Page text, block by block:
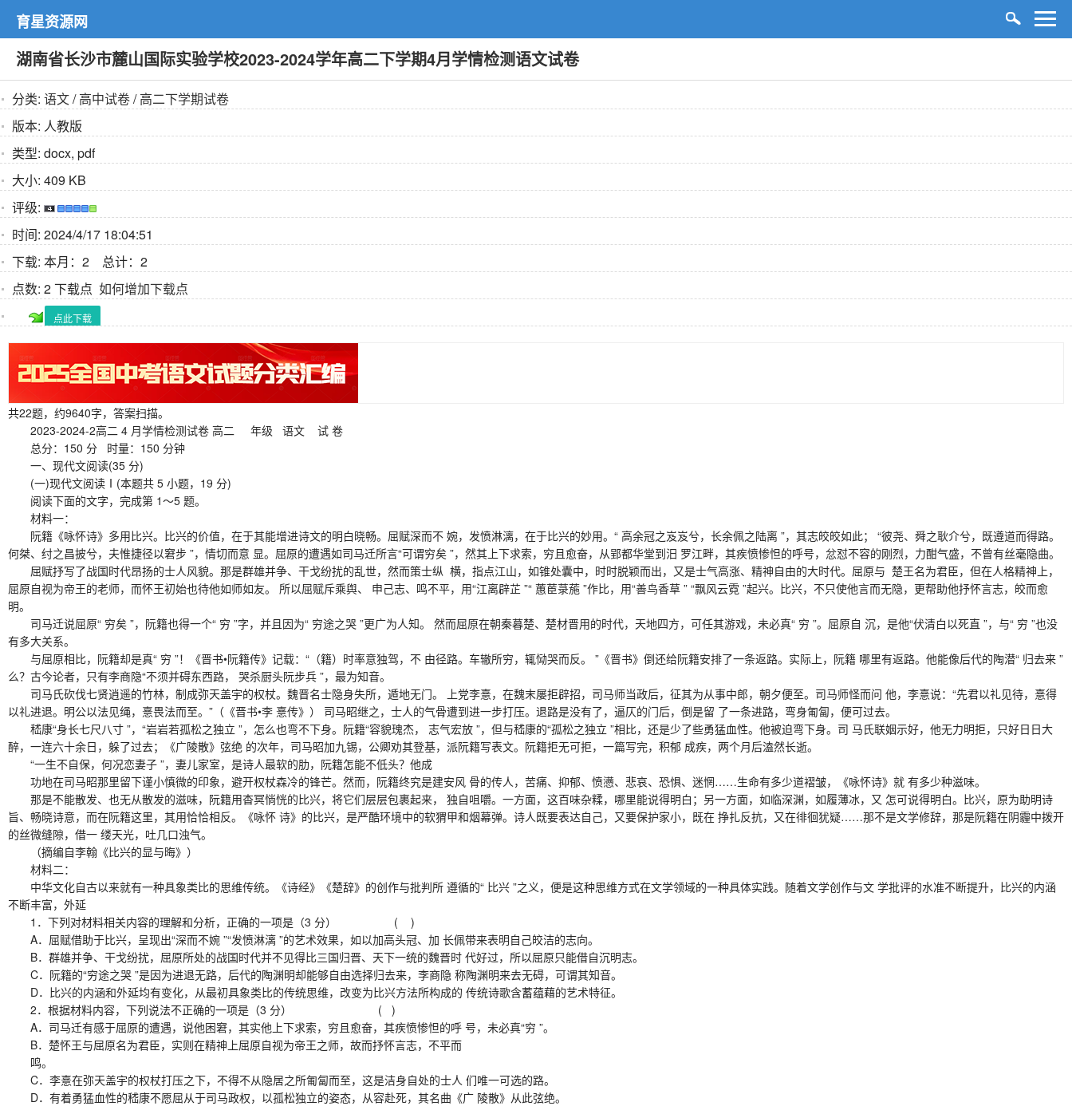
育星资源网
湖南省长沙市麓山国际实验学校2023-2024学年高二下学期4月学情检测语文试卷
分类: 语文/高中试卷/高二下学期试卷
版本: 人教版
类型: docx, pdf
大小: 409 KB
评级:
时间: 2024/4/17 18:04:51
下载: 本月：2 总计：2
点数: 2 下载点 如何增加下载点
点此下载
共22题，约9640字，答案扫描。
2023-2024-2高二 4 月学情检测试卷 高二 年级 语文 试 卷
总分：150 分 时量：150 分钟
一、现代文阅读(35 分)
(一)现代文阅读Ⅰ(本题共 5 小题，19 分)
阅读下面的文字，完成第 1～5 题。
材料一：
阮籍《咏怀诗》多用比兴。比兴的价值，在于其能增进诗文的明白晓畅。屈赋深而不 婉，发愤淋漓，在于比兴的妙用。“ 高余冠之岌岌兮，长余佩之陆离 ”，其志皎皎如此； “彼尧、舜之耿介兮，既遵道而得路。
何桀、纣之昌披兮，夫惟捷径以窘步 ”，情切而意 显。屈原的遭遇如司马迁所言“可谓穷矣 ”，然其上下求索，穷且愈奋，从郢都华堂到汨 罗江畔，其疾愤惨怛的呼号，忿怼不容的刚烈，力酣气盛，不曾有丝毫隐曲。
屈赋抒写了战国时代昂扬的士人风貌。那是群雄并争、干戈纷扰的乱世，然而策士纵 横，指点江山，如锥处囊中，时时脱颖而出，又是士气高涨、精神自由的大时代。屈原与 楚王名为君臣，但在人格精神上，
屈原自视为帝王的老师，而怀王初始也待他如师如友。 所以屈赋斥乘舆、 申己志、鸣不平，用“江离辟芷 ”“ 蕙茞菉葹 ”作比，用“善鸟香草 ” “飘风云霓 ”起兴。比兴，不只使他言而无隐，更帮助他抒怀言志，皎而愈
明。
司马迁说屈原“ 穷矣 ”，阮籍也得一个“ 穷 ”字，并且因为“ 穷途之哭 ”更广为人知。 然而屈原在朝秦暮楚、楚材晋用的时代，天地四方，可任其游戏，未必真“ 穷 ”。屈原自 沉，是他“伏清白以死直 ”，与“ 穷 ”也没
有多大关系。
与屈原相比，阮籍却是真“ 穷 ”！《晋书•阮籍传》记载：“（籍）时率意独驾，不 由径路。车辙所穷，辄恸哭而反。 ”《晋书》倒还给阮籍安排了一条返路。实际上，阮籍 哪里有返路。他能像后代的陶潜“ 归去来 ”
么？古今论者，只有李商隐“不须并碍东西路， 哭杀厨头阮步兵 ”，最为知音。
司马氏砍伐七贤逍遥的竹林，制成弥天盖宇的权杖。魏晋名士隐身失所，遁地无门。 上党李憙，在魏末屡拒辟招，司马师当政后，征其为从事中郎，朝夕便至。司马师怪而问 他，李憙说：“先君以礼见待，憙得
以礼进退。明公以法见绳，憙畏法而至。”（《晋书•李 憙传》） 司马昭继之，士人的气骨遭到进一步打压。退路是没有了，逼仄的门后，倒是留 了一条进路，弯身匍匐，便可过去。
嵇康“身长七尺八寸 ”，“岩岩若孤松之独立 ”，怎么也弯不下身。阮籍“容貌瑰杰， 志气宏放 ”，但与嵇康的“孤松之独立 ”相比，还是少了些勇猛血性。他被迫弯下身。司 马氏联姻示好，他无力明拒，只好日日大
醉，一连六十余日，躲了过去；《广陵散》弦绝 的次年，司马昭加九锡，公卿劝其登基，派阮籍写表文。阮籍拒无可拒，一篇写完，积郁 成疾，两个月后溘然长逝。
“一生不自保，何况恋妻子 ”，妻儿家室，是诗人最软的肋，阮籍怎能不低头？他成
功地在司马昭那里留下谨小慎微的印象，避开权杖森冷的锋芒。然而，阮籍终究是建安风 骨的传人，苦痛、抑郁、愤懑、悲哀、恐惧、迷惘……生命有多少道褶皱，《咏怀诗》就 有多少种滋味。
那是不能散发、也无从散发的滋味，阮籍用杳冥惝恍的比兴，将它们层层包裹起来， 独自咀嚼。一方面，这百味杂糅，哪里能说得明白；另一方面，如临深渊，如履薄冰，又 怎可说得明白。比兴，原为助明诗
旨、畅晓诗意，而在阮籍这里，其用恰恰相反。《咏怀 诗》的比兴，是严酷环境中的软猬甲和烟幕弹。诗人既要表达自己，又要保护家小，既在 挣扎反抗，又在徘徊犹疑……那不是文学修辞，那是阮籍在阴霾中拨开
的丝微缝隙，借一 缕天光，吐几口浊气。
（摘编自李翰《比兴的显与晦》）
材料二：
中华文化自古以来就有一种具象类比的思维传统。《诗经》《楚辞》的创作与批判所 遵循的“ 比兴 ”之义，便是这种思维方式在文学领域的一种具体实践。随着文学创作与文 学批评的水准不断提升，比兴的内涵
不断丰富，外延
1．下列对材料相关内容的理解和分析，正确的一项是（3 分） ( )
A．屈赋借助于比兴，呈现出“深而不婉 ”“发愤淋漓 ”的艺术效果，如以加高头冠、加 长佩带来表明自己皎洁的志向。
B．群雄并争、干戈纷扰，屈原所处的战国时代并不见得比三国归晋、天下一统的魏晋时 代好过，所以屈原只能借自沉明志。
C．阮籍的“穷途之哭 ”是因为进退无路，后代的陶渊明却能够自由选择归去来，李商隐 称陶渊明来去无碍，可谓其知音。
D．比兴的内涵和外延均有变化，从最初具象类比的传统思维，改变为比兴方法所构成的 传统诗歌含蓄蕴藉的艺术特征。
2．根据材料内容，下列说法不正确的一项是（3 分） ( )
A．司马迁有感于屈原的遭遇，说他困窘，其实他上下求索，穷且愈奋，其疾愤惨怛的呼 号，未必真“穷 ”。
B．楚怀王与屈原名为君臣，实则在精神上屈原自视为帝王之师，故而抒怀言志，不平而
鸣。
C．李憙在弥天盖宇的权杖打压之下，不得不从隐居之所匍匐而至，这是洁身自处的士人 们唯一可选的路。
D．有着勇猛血性的嵇康不愿屈从于司马政权，以孤松独立的姿态，从容赴死，其名曲《广 陵散》从此弦绝。